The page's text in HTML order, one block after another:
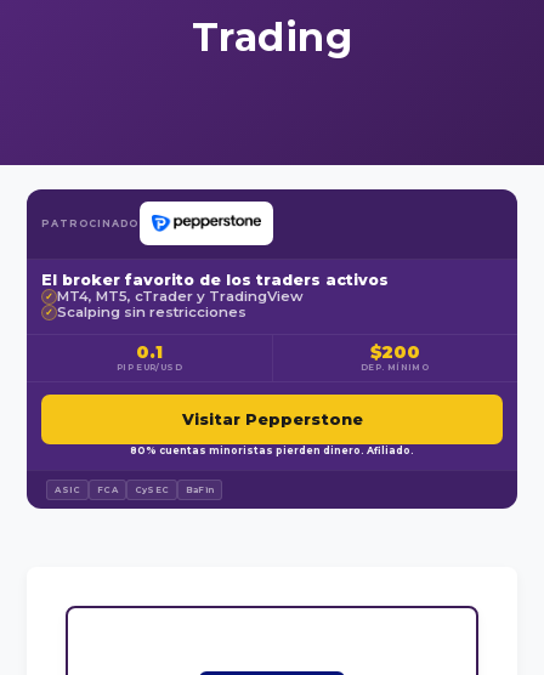
Trading
PATROCINADO
El broker favorito de los traders activos
✓ MT4, MT5, cTrader y TradingView
✓ Scalping sin restricciones
0.1
PIP EUR/USD
$200
DEP. MÍNIMO
Visitar Pepperstone
80% cuentas minoristas pierden dinero. Afiliado.
ASIC FCA CySEC BaFin